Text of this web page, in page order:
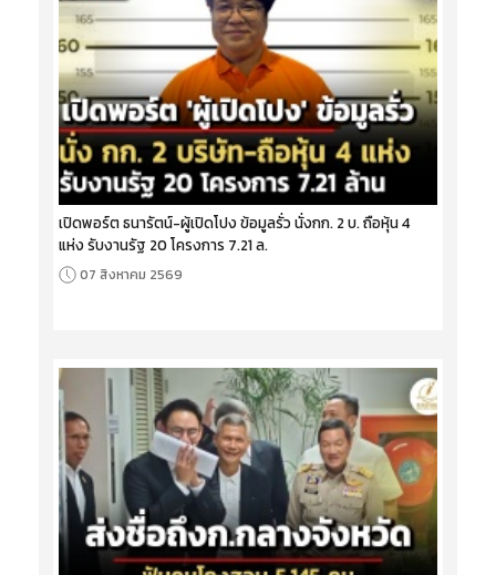
เปิดพอร์ต ธนารัตน์-ผู้เปิดโปง ข้อมูลรั่ว นั่งกก. 2 บ. ถือหุ้น 4
แห่ง รับงานรัฐ 20 โครงการ 7.21 ล.
07 สิงหาคม 2569